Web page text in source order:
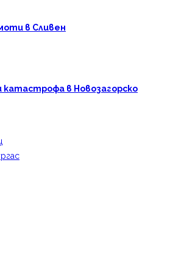
в Сливен
катастрофа в Новозагорско